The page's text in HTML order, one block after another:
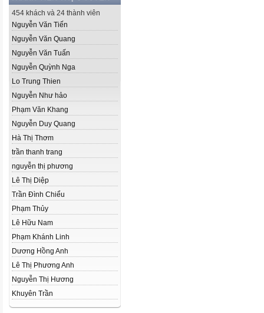
454 khách và 24 thành viên
Nguyễn Văn Tiến
Nguyễn Văn Quang
Nguyễn Văn Tuấn
Nguyễn Quỳnh Nga
Lo Trung Thien
Nguyễn Như hảo
Phạm Văn Khang
Nguyễn Duy Quang
Hà Thị Thơm
trần thanh trang
nguyễn thị phương
Lê Thị Diệp
Trần Đình Chiểu
Phạm Thủy
Lê Hữu Nam
Phạm Khánh Linh
Dương Hồng Anh
Lê Thị Phương Anh
Nguyễn Thị Hương
Khuyên Trần